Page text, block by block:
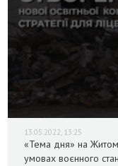
13.05.2022, 13:25
«Тема дня» на
умовах воєнного